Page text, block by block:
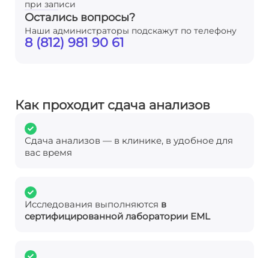
при записи
Остались вопросы?
Наши администраторы подскажут по телефону
8 (812) 981 90 61
Как проходит сдача анализов
Сдача анализов — в клинике, в удобное для
вас время
Исследования выполняются в
сертифицированной лаборатории EML